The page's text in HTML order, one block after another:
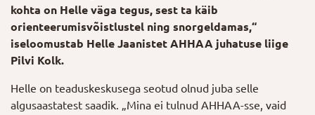
kohta on Helle väga tegus, sest ta käib
orienteerumisvõistlustel ning snorgeldamas,“
iseloomustab Helle Jaanistet AHHAA juhatuse liige
Pilvi Kolk.
Helle on teaduskeskusega seotud olnud juba selle
algusaastatest saadik. „Mina ei tulnud AHHAA-sse, vaid